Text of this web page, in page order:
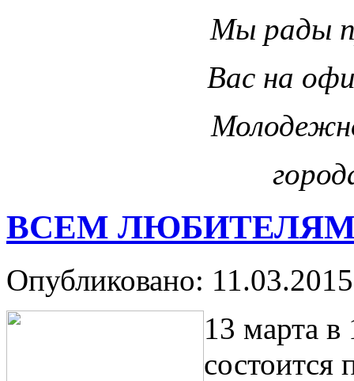
Мы рады
Вас на
ВСЕМ
Опубликовано:
13 марта
состоится